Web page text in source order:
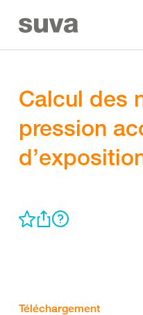
Calcul des
pression
Téléchargement